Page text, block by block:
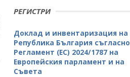
ФОТОГАЛЕРИИ
РЕГИСТРИ
Доклад и инвентаризация на
Република България съгласно
Регламент (ЕС) 2024/1787 на
Европейския парламент и на
Съвета